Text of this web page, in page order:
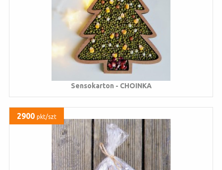
Sensokarton - CHOINKA
2900 pkt/szt